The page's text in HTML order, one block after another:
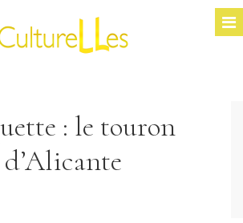
: le touron
d’Alicante